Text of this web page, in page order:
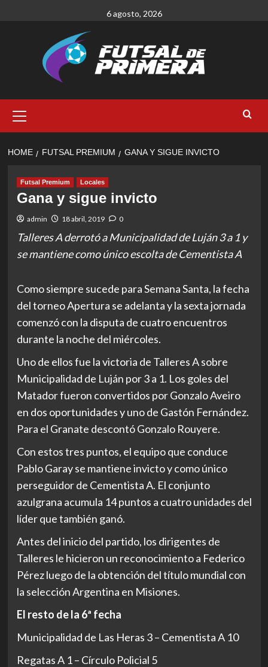
6 agosto, 2026
Menu
HOME FUTSAL PREMIUM GANA Y SIGUE INVICTO
Futsal Premium Locales
Gana y sigue invicto
admin 18 abril, 2019 0
Talleres A derrotó a Municipalidad de Luján 3 a 1 y
se mantiene como único escolta de Cementista A
Como siempre sucede para Semana Santa, la fecha
del torneo Apertura se adelanta y la sexta jornada
comenzó con la disputa de cuatro encuentros
durante la noche del miércoles.
Uno de ellos fue la victoria de Talleres A sobre
Municipalidad de Luján por 3 a 1. Los goles del
Matador fueron convertidos por Gonzalo Aveiro
en dos oportunidades y uno de Gastón Fernández.
Para el Granate descontó Gonzalo Rouyere.
Con estos tres puntos, el equipo que conduce
Pablo Garay se mantiene invicto y como único
perseguidor de Cementista A. El conjunto
azulgrana acumula 14 puntos a cuatro unidades del
líder que también ganó.
Antes del inicio del partido, los dirigentes de
Talleres le hicieron un reconocimiento a Federico
Pérez luego de la obtención del título mundial con
la selección Argentina en Misiones.
El resto de la 6ª fecha
Municipalidad de Las Heras 3 – Cementista A 10
Regatas A 1 – Círculo Policial 5